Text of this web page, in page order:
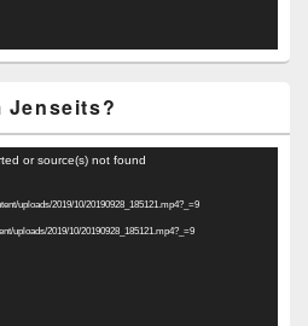
Jenseits?
or source(s) not found
uploads/2019/10/20190928_185121.mp4?_=9
uploads/2019/10/20190928_185121.mp4?_=9